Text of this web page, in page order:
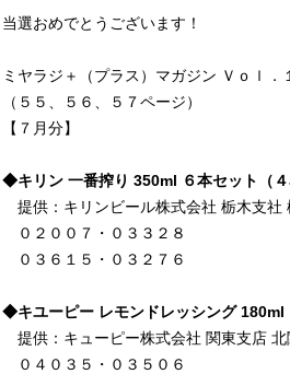
当選おめでとうございます！
ミヤラジ＋（プラス）マガジン Ｖｏｌ．
（５５、５６、５７ページ）
【７月分】
◆キリン 一番搾り 350ml ６本セット（４
提供：キリンビール株式会社 栃木支社
０２００７・０３３２８
０３６１５・０３２７６
◆キユーピー レモンドレッシング 180ml
提供：キューピー株式会社 関東支店 北
０４０３５・０３５０６